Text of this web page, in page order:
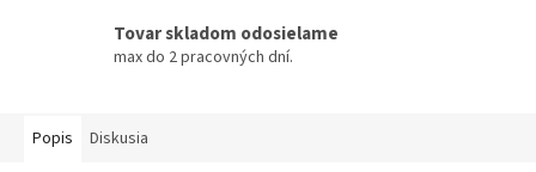
Tovar skladom odosielame
max do 2 pracovných dní.
Popis Diskusia